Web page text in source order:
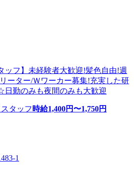
ッフ】未経験者大歓迎!髪色自由!週
ーター/Ｗワーカー募集!充実した研
勤のみも夜間のみも大歓迎
タッフ 時給1,400円〜1,750円
1